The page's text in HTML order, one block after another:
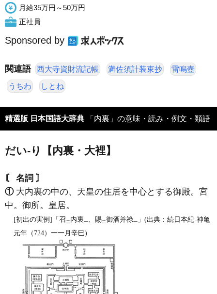
月給35万円～50万円
正社員
Sponsored by
関連語 西大寺資財流記帳 満佐須計装束抄 雷鳴壺
うちわ しとね
精選版 日本国語大辞典 「内裏」の意味・読み・例文・類語
だい‐り【内裏・大裡】
〘 名詞 〙
①大内裏の中の、天皇の住居を中心とする御殿。宮
中。御所。皇居。
[初出の実例]「召二内裏一 、賜二御酒并祿一 」(出典：続日本紀‐神亀
元年（724）一一月辛巳)